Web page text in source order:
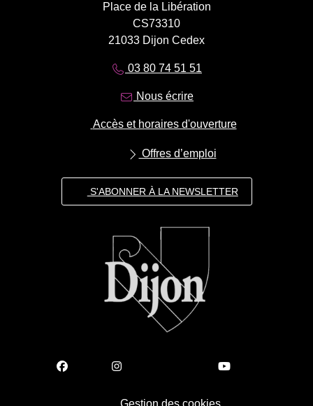
Place de la Libération
CS73310
21033 Dijon Cedex
03 80 74 51 51
Nous écrire
Accès et horaires d'ouverture
Offres d’emploi
S'ABONNER À LA NEWSLETTER
Gestion des cookies